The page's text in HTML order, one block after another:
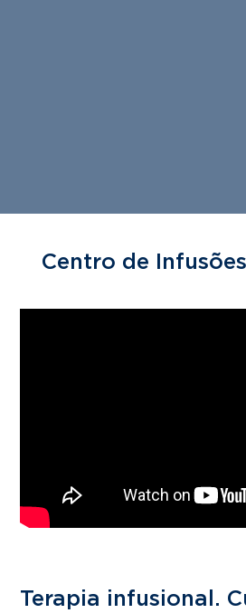
Centro de
Terapia infusional.